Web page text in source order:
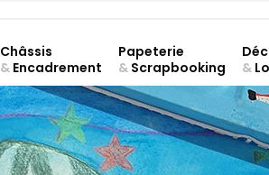
Châssis
&Encadrement
Papeterie
&Scrapbooking
&